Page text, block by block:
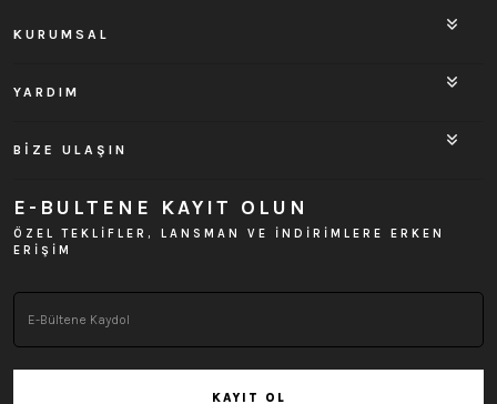
KURUMSAL
YARDIM
BİZE ULAŞIN
E-BULTENE KAYIT OLUN
ÖZEL TEKLİFLER, LANSMAN VE İNDİRİMLERE ERKEN
ERİŞİM
KAYIT OL